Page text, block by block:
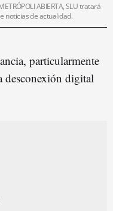
ABIERTA, SLU tratará
noticias de actualidad.
particularmente
desconexión digital